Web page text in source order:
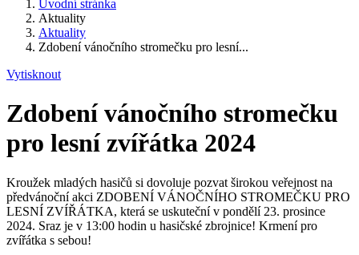
Úvodní stránka
Aktuality
Aktuality
Zdobení vánočního stromečku pro lesní...
Vytisknout
Zdobení vánočního stromečku
pro lesní zvířátka 2024
Kroužek mladých hasičů si dovoluje pozvat širokou veřejnost na
předvánoční akci ZDOBENÍ VÁNOČNÍHO STROMEČKU PRO
LESNÍ ZVÍŘÁTKA, která se uskuteční v pondělí 23. prosince
2024. Sraz je v 13:00 hodin u hasičské zbrojnice! Krmení pro
zvířátka s sebou!